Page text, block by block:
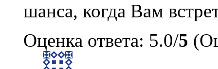
шанса, когда Вам
Оценка ответа: 5.0/5